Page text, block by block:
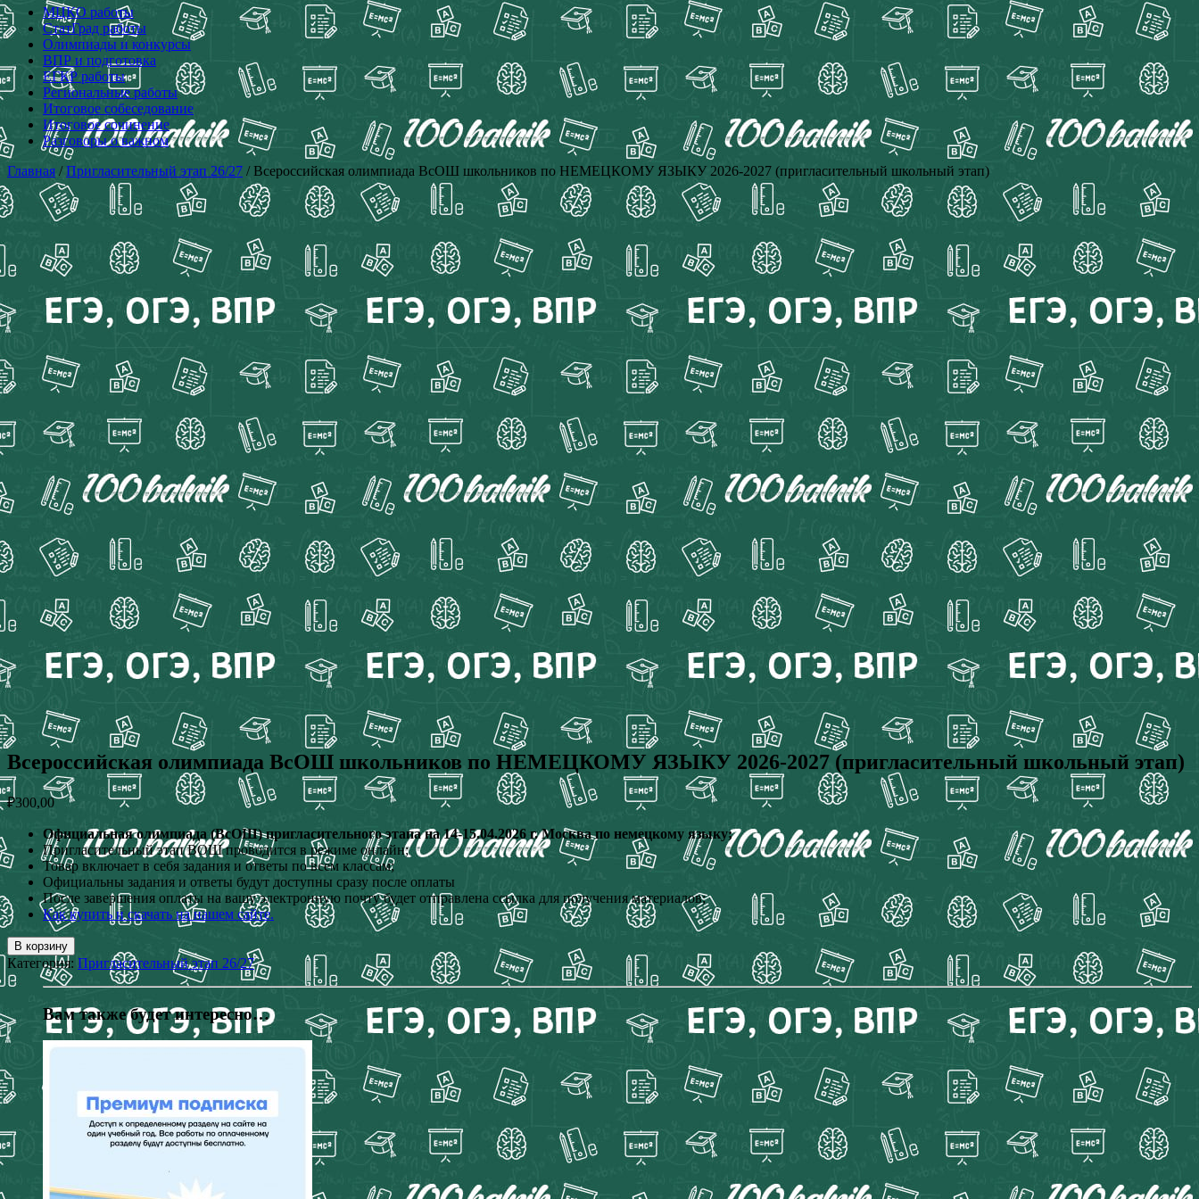
МЦКО работы
СтатГрад работы
Олимпиады и конкурсы
ВПР и подготовка
ЕГКР работы
Региональные работы
Итоговое собеседование
Итоговое сочинение
Разговоры о важном
Главная /Пригласительный этап 26/27 / Всероссийская олимпиада ВсОШ школьников по НЕМЕЦКОМУ ЯЗЫКУ 2026-2027 (пригласительный школьный этап)
Всероссийская олимпиада ВсОШ школьников по НЕМЕЦКОМУ ЯЗЫКУ 2026-2027 (пригласительный школьный этап)
₽300,00
Официальная олимпиада (ВсОШ) пригласительного этапа на 14-15.04.2026 г. Москва по немецкому языку;
Пригласительный этап ВОШ проводится в режиме онлайн;
Товар включает в себя задания и ответы по всем классам;
Официальны задания и ответы будут доступны сразу после оплаты
После завершения оплаты на вашу электронную почту будет отправлена ссылка для получения материалов;
Как купить и скачать на нашем сайте.
В корзину
Категория: Пригласительный этап 26/27
Вам также будет интересно…